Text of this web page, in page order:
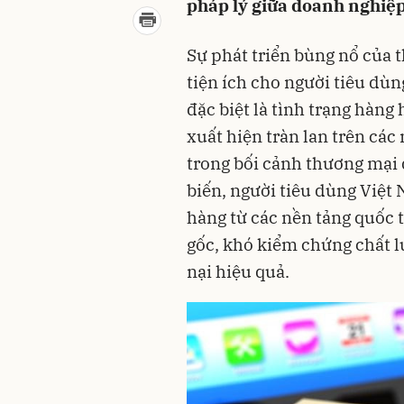
pháp lý giữa doanh
Sự phát triển bùng nổ của
tiện ích cho người tiêu
đặc biệt là tình trạng hàng
xuất hiện tràn lan trên các
trong bối cảnh thương mại
biến, người tiêu dùng Việt
hàng từ các nền tảng quốc
gốc, khó kiểm chứng chất
nại hiệu quả.